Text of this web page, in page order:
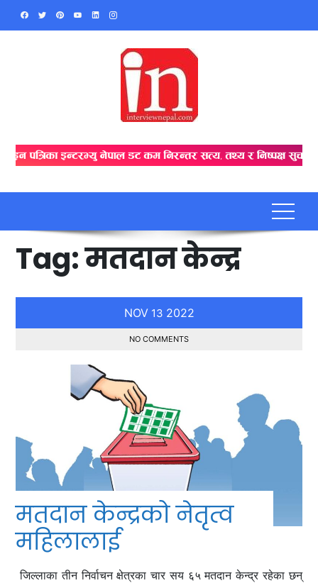
Skip
Tag:मतदान केन्द्र
NOV 13 2022
NO COMMENTS
मतदान केन्द्रको नेतृत्व
महिलालाई
जिल्लाका तीन निर्वाचन क्षेत्रका चार सय ६५ मतदान केन्द्र रहेका छन्